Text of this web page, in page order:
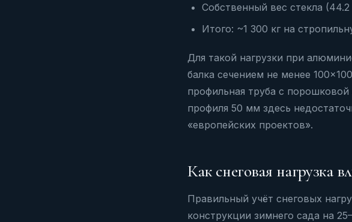
Собственный вес стекла
Итого: ~1 300 кг на
Для такой нагрузки при
балка сечением не менее
профильная труба с
профиля 50 мм здесь
«европейских проектов».
Как снеговая нагрузка
Правильный учёт снеговых
конструкции зимнего сада на